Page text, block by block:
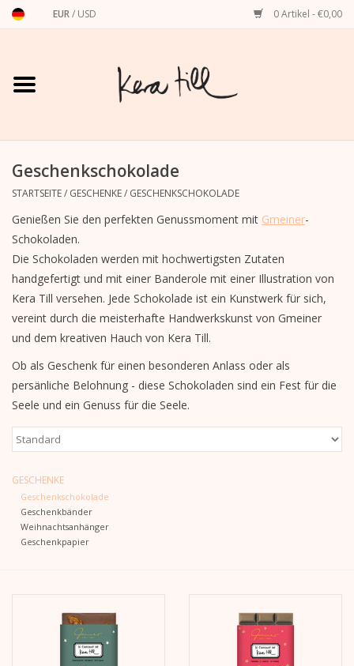
EUR/ USD 0 Artikel - €0,00
Startseite
Art Prints
Grußkarten
Accessoires
Dackel
Kalender
Kera Kids
Weihnachten
Geschenke
Kera Till X GMEINER
Geschenkschokolade
STARTSEITE/ GESCHENKE/ GESCHENKSCHOKOLADE
Genießen Sie den perfekten Genussmoment mit Gmeiner-
Schokoladen.
Die Schokoladen werden mit hochwertigsten Zutaten
handgefertigt und mit einer Banderole mit einer Illustration von
Kera Till versehen. Jede Schokolade ist ein Kunstwerk für sich,
vereint durch die meisterhafte Handwerkskunst von Gmeiner
und dem kreativen Hauch von Kera Till.
Ob als Geschenk für einen besonderen Anlass oder als
persänliche Belohnung - diese Schokoladen sind ein Fest für die
Seele und ein Genuss für die Seele.
GESCHENKE
Geschenkschokolade
Geschenkbänder
Weihnachtsanhänger
Geschenkpapier